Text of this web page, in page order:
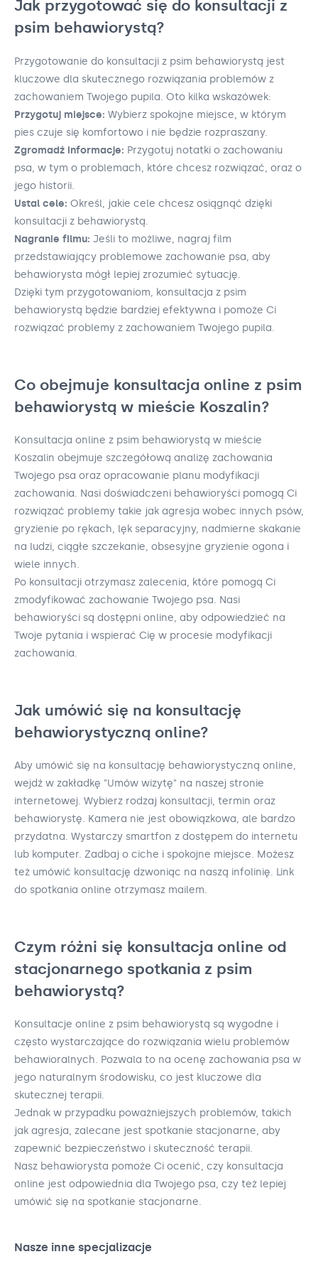
Jak przygotować się do konsultacji z
psim behawiorystą?
Przygotowanie do konsultacji z psim behawiorystą jest
kluczowe dla skutecznego rozwiązania problemów z
zachowaniem Twojego pupila. Oto kilka wskazówek:
Przygotuj miejsce: Wybierz spokojne miejsce, w którym
pies czuje się komfortowo i nie będzie rozpraszany.
Zgromadź informacje: Przygotuj notatki o zachowaniu
psa, w tym o problemach, które chcesz rozwiązać, oraz o
jego historii.
Ustal cele: Określ, jakie cele chcesz osiągnąć dzięki
konsultacji z behawiorystą.
Nagranie filmu: Jeśli to możliwe, nagraj film
przedstawiający problemowe zachowanie psa, aby
behawiorysta mógł lepiej zrozumieć sytuację.
Dzięki tym przygotowaniom, konsultacja z psim
behawiorystą będzie bardziej efektywna i pomoże Ci
rozwiązać problemy z zachowaniem Twojego pupila.
Co obejmuje konsultacja online z psim
behawiorystą w mieście Koszalin?
Konsultacja online z psim behawiorystą w mieście
Koszalin obejmuje szczegółową analizę zachowania
Twojego psa oraz opracowanie planu modyfikacji
zachowania. Nasi doświadczeni behawioryści pomogą Ci
rozwiązać problemy takie jak agresja wobec innych psów,
gryzienie po rękach, lęk separacyjny, nadmierne skakanie
na ludzi, ciągłe szczekanie, obsesyjne gryzienie ogona i
wiele innych.
Po konsultacji otrzymasz zalecenia, które pomogą Ci
zmodyfikować zachowanie Twojego psa. Nasi
behawioryści są dostępni online, aby odpowiedzieć na
Twoje pytania i wspierać Cię w procesie modyfikacji
zachowania.
Jak umówić się na konsultację
behawiorystyczną online?
Aby umówić się na konsultację behawiorystyczną online,
wejdź w zakładkę "Umów wizytę" na naszej stronie
internetowej. Wybierz rodzaj konsultacji, termin oraz
behawiorystę. Kamera nie jest obowiązkowa, ale bardzo
przydatna. Wystarczy smartfon z dostępem do internetu
lub komputer. Zadbaj o ciche i spokojne miejsce. Możesz
też umówić konsultację dzwoniąc na naszą infolinię. Link
do spotkania online otrzymasz mailem.
Czym różni się konsultacja online od
stacjonarnego spotkania z psim
behawiorystą?
Konsultacje online z psim behawiorystą są wygodne i
często wystarczające do rozwiązania wielu problemów
behawioralnych. Pozwala to na ocenę zachowania psa w
jego naturalnym środowisku, co jest kluczowe dla
skutecznej terapii.
Jednak w przypadku poważniejszych problemów, takich
jak agresja, zalecane jest spotkanie stacjonarne, aby
zapewnić bezpieczeństwo i skuteczność terapii.
Nasz behawiorysta pomoże Ci ocenić, czy konsultacja
online jest odpowiednia dla Twojego psa, czy też lepiej
umówić się na spotkanie stacjonarne.
Nasze inne specjalizacje